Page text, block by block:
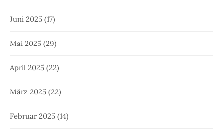
Juni 2025 (17)
Mai 2025 (29)
April 2025 (22)
März 2025 (22)
Februar 2025 (14)